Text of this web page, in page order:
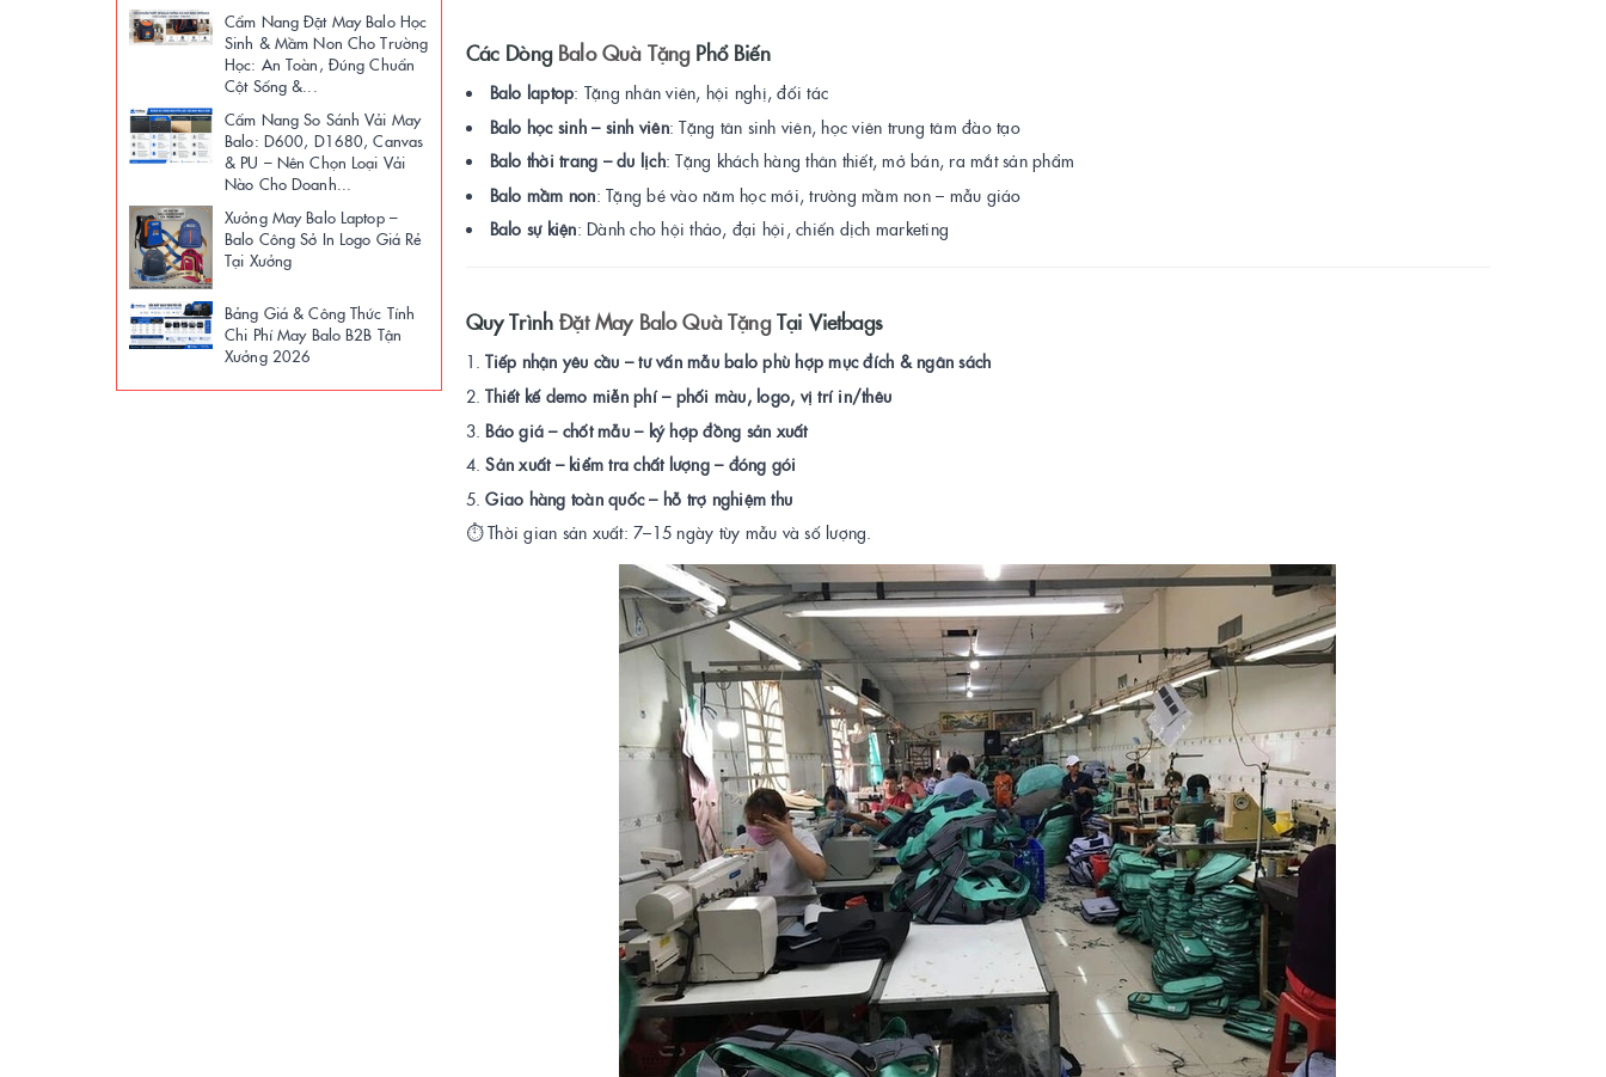
Các Dòng Balo Quà TặngPhổ Biến
Balo laptop: Tặng nhân viên, hội nghị, đối tác
Balo học sinh – sinh viên: Tặng tân sinh viên, học viên trung tâm đào tạo
Balo thời trang – du lịch: Tặng khách hàng thân thiết, mở bán, ra mắt sản phẩm
Balo mầm non: Tặng bé vào năm học mới, trường mầm non – mẫu giáo
Balo sự kiện: Dành cho hội thảo, đại hội, chiến dịch marketing
Quy TrìnhĐặt May Balo Quà TặngTại Vietbags
Tiếp nhận yêu cầu – tư vấn mẫu balo phù hợp mục đích & ngân sách
Thiết kế demo miễn phí – phối màu, logo, vị trí in/thêu
Báo giá – chốt mẫu – ký hợp đồng sản xuất
Sản xuất – kiểm tra chất lượng – đóng gói
Giao hàng toàn quốc – hỗ trợ nghiệm thu
⏱️ Thời gian sản xuất: 7–15 ngày tùy mẫu và số lượng.
Cẩm Nang Đặt May Balo Học
Sinh & Mầm Non Cho Trường
Học: An Toàn, Đúng Chuẩn
Cột Sống &...
Cẩm Nang So Sánh Vải May
Balo: D600, D1680, Canvas
& PU – Nên Chọn Loại Vải
Nào Cho Doanh...
Xưởng May Balo Laptop –
Balo Công Sở In Logo Giá Rẻ
Tại Xưởng
Bảng Giá & Công Thức Tính
Chi Phí May Balo B2B Tận
Xưởng 2026